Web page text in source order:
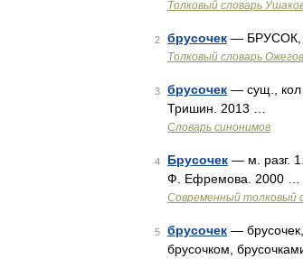
Толковый словарь
2 брусочек — БРУСОК,
Толковый словарь
3 брусочек — сущ., кол
Тришин. 2013 …
Словарь синонимов
4 Брусочек — м. разг.
Ф. Ефремова. 2000 …
Современный толковый
5 брусочек — брусочек,
брусочком,